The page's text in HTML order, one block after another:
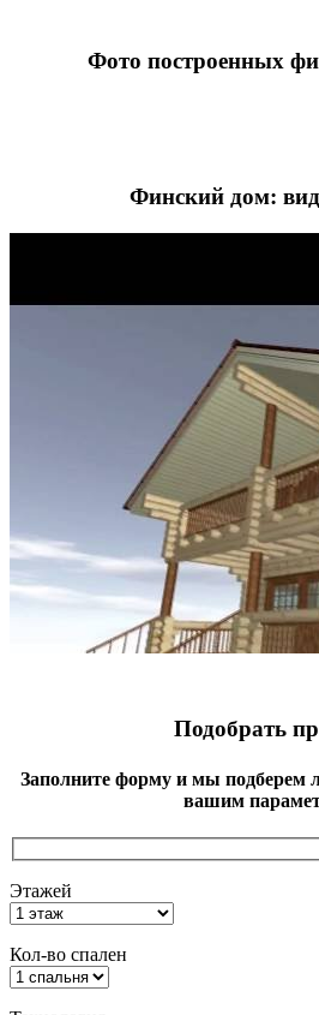
Фото построенных
Финский дом:
Подобрать
Заполните форму и мы подберем
вашим
Этажей
Кол-во спален